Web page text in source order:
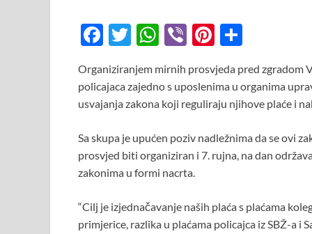
F
e
b
o
k
T
itt
er
W
at
s
p
p
Vi
er
Pi
er
es
ar
e
Organiziranjem mirnih prosvjeda pred zgradom
policajaca zajedno s uposlenima u organima
usvajanja zakona koji reguliraju njihove plaće i
Sa skupa je upućen poziv nadležnima da se ovi
prosvjed biti organiziran i 7. rujna, na dan
zakonima u formi nacrta.
“Cilj je izjednačavanje naših plaća s plaćama
primjerice, razlika u plaćama policajca iz SBŽ-a i